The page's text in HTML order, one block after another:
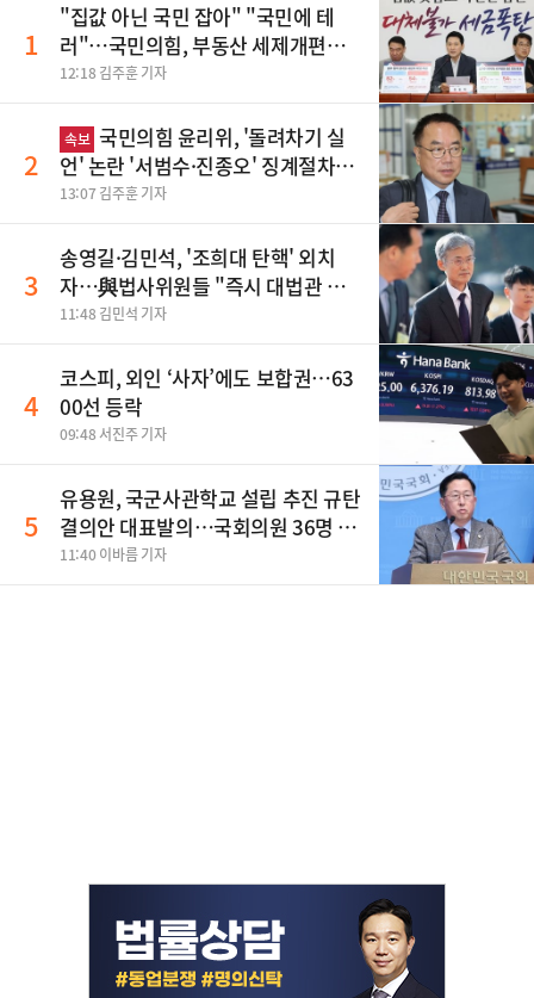
1
"집값 아닌 국민 잡아" "국민에 테
러"…국민의힘, 부동산 세제개편안
맹폭
12:18 김주훈 기자
2
속보 국민의힘 윤리위, '돌려차기 실
언' 논란 '서범수·진종오' 징계절차
개시
13:07 김주훈 기자
3
송영길·김민석, '조희대 탄핵' 외치
자…與법사위원들 "즉시 대법관 제
청하라"
11:48 김민석 기자
4
코스피, 외인 ‘사자’에도 보합권…63
00선 등락
09:48 서진주 기자
5
유용원, 국군사관학교 설립 추진 규탄
결의안 대표발의…국회의원 36명 동
참
11:40 이바름 기자